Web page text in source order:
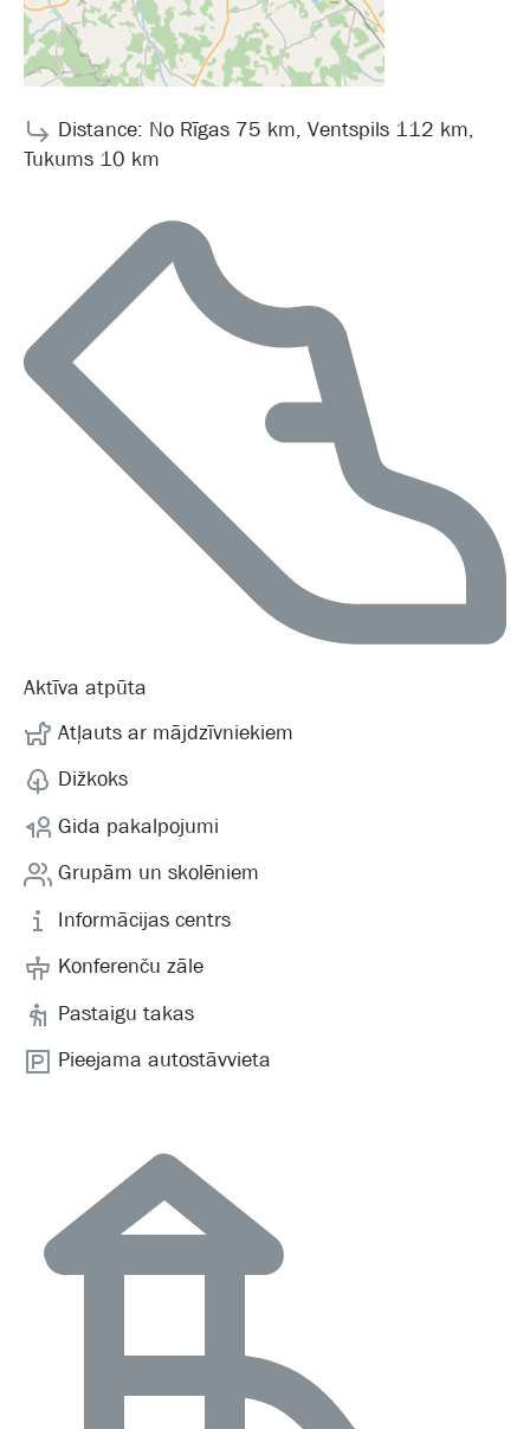
Distance: No Rīgas 75 km, Ventspils 112 km,
Tukums 10 km
Aktīva atpūta
Atļauts ar mājdzīvniekiem
Dižkoks
Gida pakalpojumi
Grupām un skolēniem
Informācijas centrs
Konferenču zāle
Pastaigu takas
Pieejama autostāvvieta